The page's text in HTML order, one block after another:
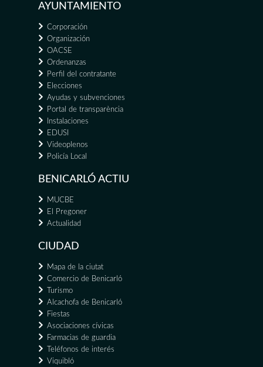
AYUNTAMIENTO
Corporación
Organización
OACSE
Ordenanzas
Perfil del contratante
Elecciones
Ayudas y subvenciones
Portal de transparència
Instalaciones
EDUSI
Videoplenos
Policía Local
BENICARLÓ ACTIU
MUCBE
El Pregoner
Actualidad
CIUDAD
Mapa de la ciutat
Comercio de Benicarló
Turismo
Alcachofa de Benicarló
Fiestas
Asociaciones cívicas
Farmacias de guardia
Teléfonos de interés
Viquibló